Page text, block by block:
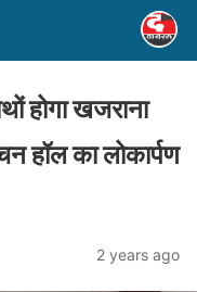
होगा खजराना
हॉल का लोकार्पण
2 years ago